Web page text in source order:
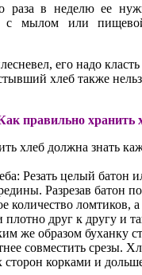
раза в неделю ее
с мылом или
его надо
хлеб также
правильно хранить
хлеб должна знать
Резать целый батон
Разрезав батон
количество ломтиков, а
плотно друг к другу и
же образом буханку
совместить срезы.
корками и